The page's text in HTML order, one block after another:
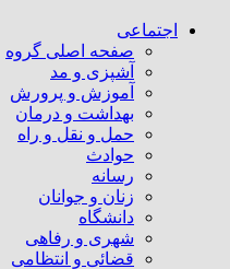
اجتماعی
صفحه اصلی گروه
آشپزی و مد
آموزش و پرورش
بهداشت و درمان
حمل و نقل و راه
حوادث
رسانه
زنان و جوانان
دانشگاه
شهری و رفاهی
قضائی و انتظامی